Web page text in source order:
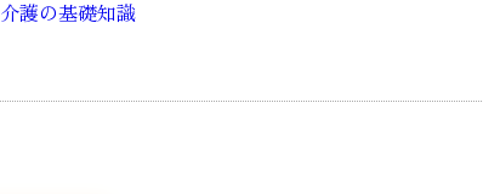
介護の基礎知識